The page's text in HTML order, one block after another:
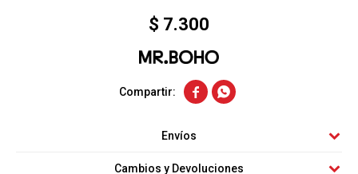
$ 7.300
 
Envíos
Cambios y Devoluciones